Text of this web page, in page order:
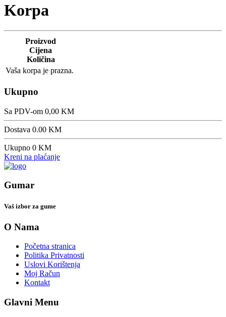
Korpa
Proizvod
Cijena
Količina
Vaša korpa je prazna.
Ukupno
Sa PDV-om 0,00 KM
Dostava 0.00 KM
Ukupno 0 KM
Kreni na plaćanje
Gumar
Vaš izbor za gume
O Nama
Početna stranica
Politika Privatnosti
Uslovi Korištenja
Moj Račun
Kontakt
Glavni Menu